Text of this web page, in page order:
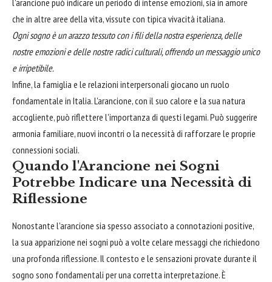
l'arancione può indicare un periodo di intense emozioni, sia in amore
che in altre aree della vita, vissute con tipica vivacità italiana.
Ogni sogno è un arazzo tessuto con i fili della nostra esperienza, delle
nostre emozioni e delle nostre radici culturali, offrendo un messaggio unico
e irripetibile.
Infine, la famiglia e le relazioni interpersonali giocano un ruolo
fondamentale in Italia. L'arancione, con il suo calore e la sua natura
accogliente, può riflettere l'importanza di questi legami. Può suggerire
armonia familiare, nuovi incontri o la necessità di rafforzare le proprie
connessioni sociali.
Quando l'Arancione nei Sogni
Potrebbe Indicare una Necessità di
Riflessione
Nonostante l'arancione sia spesso associato a connotazioni positive,
la sua apparizione nei sogni può a volte celare messaggi che richiedono
una profonda riflessione. Il contesto e le sensazioni provate durante il
sogno sono fondamentali per una corretta interpretazione. È